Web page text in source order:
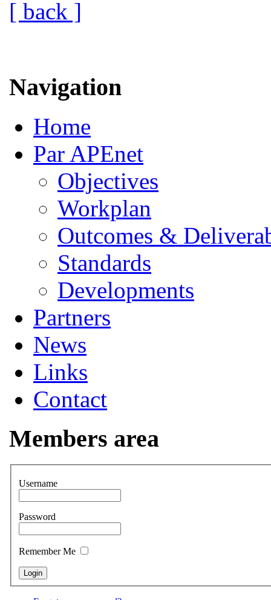
[ back ]
Navigation
Home
Par APEnet
Objectives
Workplan
Outcomes &
Standards
Developments
Partners
News
Links
Contact
Members area
Username
Password
Remember Me